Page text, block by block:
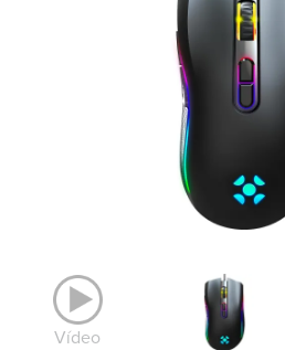
Vídeo